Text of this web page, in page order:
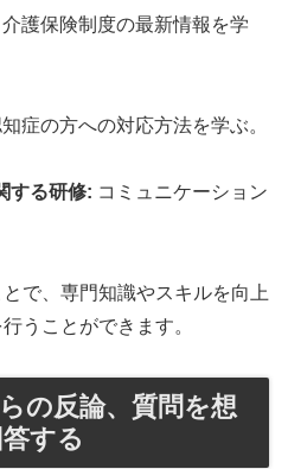
介護保険制度の最新情報を学
症の方への対応方法を学ぶ。
する研修: コミュニケーション
で、専門知識やスキルを向上
うことができます。
の反論、質問を想
する